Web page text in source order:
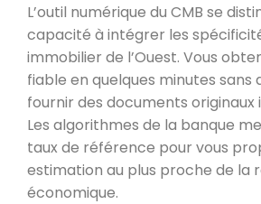
L’outil numérique du CMB se
capacité à intégrer les
immobilier de l’Ouest. Vous
fiable en quelques minutes sans
fournir des documents
Les algorithmes de la banque
taux de référence pour vous
estimation au plus proche de la
économique.